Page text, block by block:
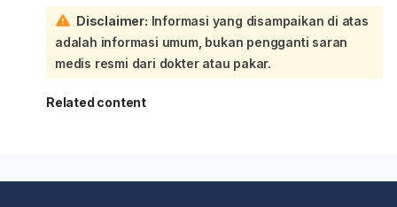
Disclaimer: Informasi yang disampaikan di atas
adalah informasi umum, bukan pengganti saran
medis resmi dari dokter atau pakar.
Related content